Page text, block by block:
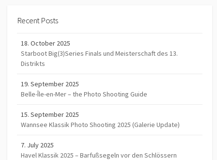
Recent Posts
18. October 2025
Starboot Big(3)Series Finals und Meisterschaft des 13.
Distrikts
19. September 2025
Belle-Île-en-Mer – the Photo Shooting Guide
15. September 2025
Wannsee Klassik Photo Shooting 2025 (Galerie Update)
7. July 2025
Havel Klassik 2025 – Barfußsegeln vor den Schlössern